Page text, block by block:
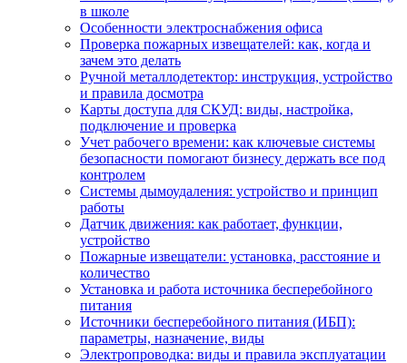
в школе
Особенности электроснабжения офиса
Проверка пожарных извещателей: как, когда и
зачем это делать
Ручной металлодетектор: инструкция, устройство
и правила досмотра
Карты доступа для СКУД: виды, настройка,
подключение и проверка
Учет рабочего времени: как ключевые системы
безопасности помогают бизнесу держать все под
контролем
Системы дымоудаления: устройство и принцип
работы
Датчик движения: как работает, функции,
устройство
Пожарные извещатели: установка, расстояние и
количество
Установка и работа источника бесперебойного
питания
Источники бесперебойного питания (ИБП):
параметры, назначение, виды
Электропроводка: виды и правила эксплуатации